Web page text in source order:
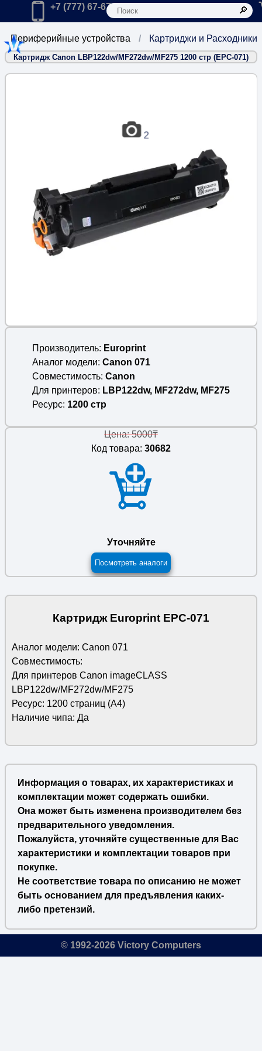
Главная
Позвонить в компанию по телефону:
+7 (777) 67-67-666
Картриджи и Расходники
Периферийные устройства
Картридж Canon LBP122dw/MF272dw/MF275 1200 стр (EPC-071)
Производитель
Europrint
Аналог модели Canon 071
Совместимость Canon
Для принтеров
LBP122dw, MF272dw, MF275
Ресурс 1200 стр
Цена: 5000₸
Код товара: 30682
Уточняйте
Посмотреть аналоги
Картридж Europrint EPC-071
Аналог модели: Canon 071
Совместимость:
Для принтеров Canon imageCLASS
LBP122dw/MF272dw/MF275
Ресурс: 1200 страниц (А4)
Наличие чипа: Да
Информация о товарах, их характеристиках и
комплектации может содержать ошибки.
Она может быть изменена производителем без
предварительного уведомления.
Пожалуйста, уточняйте существенные для Вас
характеристики и комплектации товаров при
покупке.
Не соответствие товара по описанию не может
быть основанием для предъявления каких-
либо претензий.
© 1992-2026 Victory Computers